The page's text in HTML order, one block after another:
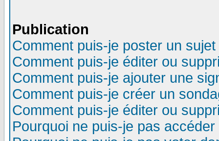
Publication
Comment puis-je poster un
Comment puis-je éditer ou
Comment puis-je ajouter une
Comment puis-je créer un
Comment puis-je éditer ou
Pourquoi ne puis-je pas